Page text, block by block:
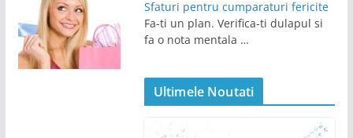
Sfaturi pentru cumparaturi fericite
Fa-ti un plan. Verifica-ti dulapul si
fa o nota mentala …
Ultimele Noutati